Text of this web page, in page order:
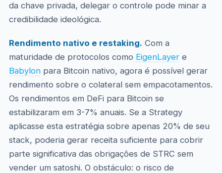
da chave privada, delegar o controle pode minar a
credibilidade ideológica.
Rendimento nativo e restaking. Com a
maturidade de protocolos como EigenLayere
Babylonpara Bitcoin nativo, agora é possível gerar
rendimento sobre o colateral sem empacotamentos.
Os rendimentos em DeFi para Bitcoin se
estabilizaram em 3-7% anuais. Se a Strategy
aplicasse esta estratégia sobre apenas 20% de seu
stack, poderia gerar receita suficiente para cobrir
parte significativa das obrigações de STRC sem
vender um satoshi. O obstáculo: o risco de